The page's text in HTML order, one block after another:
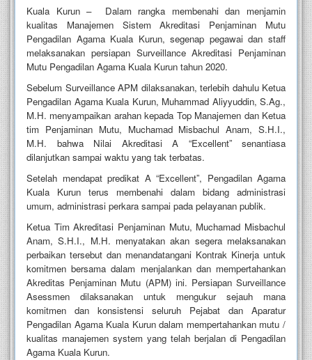
Kuala Kurun – Dalam rangka membenahi dan menjamin
kualitas Manajemen Sistem Akreditasi Penjaminan Mutu
Pengadilan Agama Kuala Kurun, segenap pegawai dan staff
melaksanakan persiapan Surveillance Akreditasi Penjaminan
Mutu Pengadilan Agama Kuala Kurun tahun 2020.
Sebelum Surveillance APM dilaksanakan, terlebih dahulu Ketua
Pengadilan Agama Kuala Kurun, Muhammad Aliyyuddin, S.Ag.,
M.H. menyampaikan arahan kepada Top Manajemen dan Ketua
tim Penjaminan Mutu, Muchamad Misbachul Anam, S.H.I.,
M.H. bahwa Nilai Akreditasi A “Excellent” senantiasa
dilanjutkan sampai waktu yang tak terbatas.
Setelah mendapat predikat A “Excellent”, Pengadilan Agama
Kuala Kurun terus membenahi dalam bidang administrasi
umum, administrasi perkara sampai pada pelayanan publik.
Ketua Tim Akreditasi Penjaminan Mutu, Muchamad Misbachul
Anam, S.H.I., M.H. menyatakan akan segera melaksanakan
perbaikan tersebut dan menandatangani Kontrak Kinerja untuk
komitmen bersama dalam menjalankan dan mempertahankan
Akreditas Penjaminan Mutu (APM) ini. Persiapan Surveillance
Asessmen dilaksanakan untuk mengukur sejauh mana
komitmen dan konsistensi seluruh Pejabat dan Aparatur
Pengadilan Agama Kuala Kurun dalam mempertahankan mutu /
kualitas manajemen system yang telah berjalan di Pengadilan
Agama Kuala Kurun.